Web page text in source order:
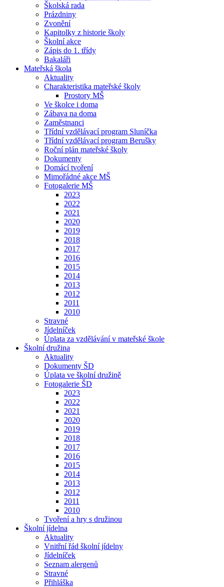
Školská rada
Prázdniny
Zvonění
Kapitolky z historie školy
Školní akce
Zápis do 1. třídy
Bakaláři
Mateřská škola
Aktuality
Charakteristika mateřské školy
Prostory MŠ
Ve školce i doma
Zábava na doma
Zaměstnanci
Třídní vzdělávací program Sluníčka
Třídní vzdělávací program Berušky
Roční plán mateřské školy
Dokumenty
Domácí tvoření
Mimořádné akce MŠ
Fotogalerie MŠ
2023
2022
2021
2020
2019
2018
2017
2016
2015
2014
2013
2012
2011
2010
Stravné
Jídelníček
Úplata za vzdělávání v mateřské škole
Školní družina
Aktuality
Dokumenty ŠD
Úplata ve školní družině
Fotogalerie ŠD
2023
2022
2021
2020
2019
2018
2017
2016
2015
2014
2013
2012
2011
2010
Tvoření a hry s družinou
Školní jídelna
Aktuality
Vnitřní řád školní jídelny
Jídelníček
Seznam alergenů
Stravné
Přihláška